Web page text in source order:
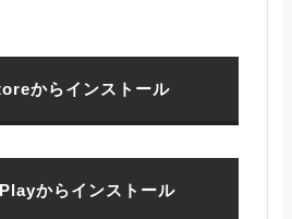
からインストール
からインストール